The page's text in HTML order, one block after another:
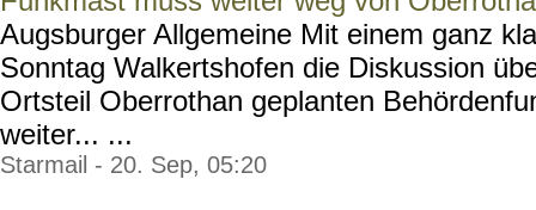
Augsburger Allgemeine Mit einem ganz
Sonntag Walkertshofen die Diskussion
Ortsteil Oberrothan geplanten
weiter... ...
Starmail - 20. Sep, 05:20